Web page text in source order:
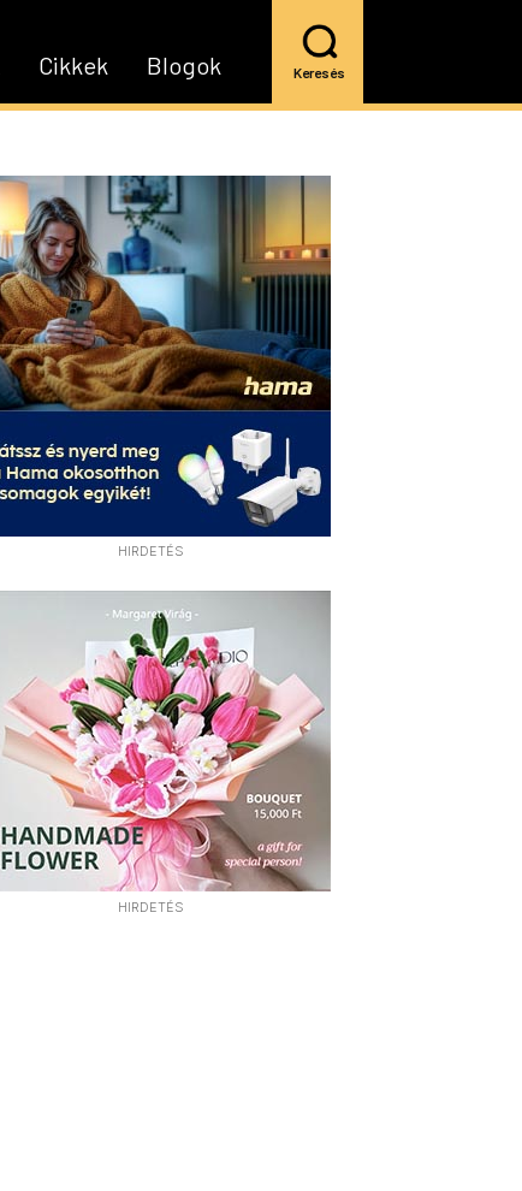
Blogok
Cikkek Keresés
HIRDETÉS
HIRDETÉS